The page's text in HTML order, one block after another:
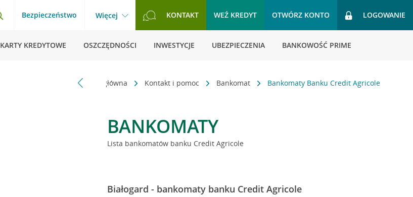
Bezpieczeństwo Więcej KONTAKT WEŹ KREDYT OTWÓRZ KONTO LOGOWANIE
KARTY KREDYTOWE OSZCZĘDNOŚCI INWESTYCJE UBEZPIECZENIA BANKOWOŚĆ PRIME
Strona główna Kontakt i pomoc Bankomat Bankomaty Banku Credit Agricole
BANKOMATY
Lista bankomatów banku Credit Agricole
Białogard - bankomaty banku Credit Agricole